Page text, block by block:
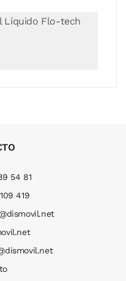
Flo-Tech
54 81
419